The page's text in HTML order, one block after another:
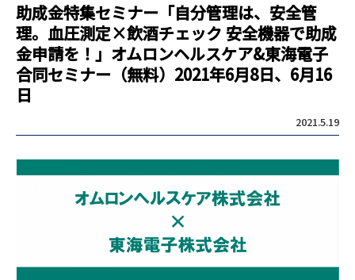
助成金特集セミナー「自分管理は、安全管
理。血圧測定×飲酒チェック 安全機器で助成
金申請を！」オムロンヘルスケア&東海電子
合同セミナー（無料）2021年6月8日、6月16
日
2021.5.19